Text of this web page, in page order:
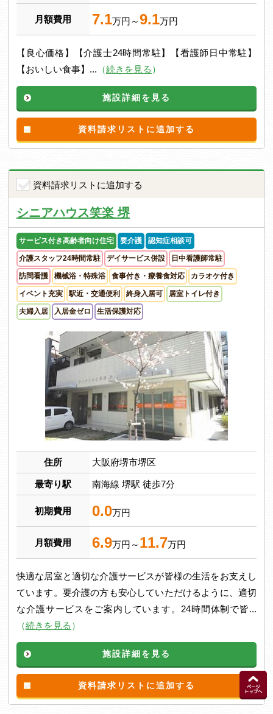
月額費用 7.1万円～9.1万円
【良心価格】【介護士24時間常駐】【看護師日中常駐】
【おいしい食事】... （続きを見る ）
施設詳細を見る
資料請求リストに追加する
資料請求リストに追加する
シニアハウス笑楽 堺
サービス付き高齢者向け住宅 要介護 認知症相談可
介護スタッフ24時間常駐 デイサービス併設 日中看護師常駐
訪問看護 機械浴・特殊浴 食事付き・療養食対応 カラオケ付き
イベント充実 駅近・交通便利 終身入居可 居室トイレ付き
夫婦入居 入居金ゼロ 生活保護対応
住所 大阪府堺市堺区
最寄り駅 南海線 堺駅 徒歩7分
初期費用 0.0万円
月額費用 6.9万円～ 11.7万円
快適な居室と適切な介護サービスが皆様の生活をお支えし
ています。要介護の方も安心していただけるように、適切
な介護サービスをご案内しています。24時間体制で皆...
（続きを見る ）
施設詳細を見る
資料請求リストに追加する